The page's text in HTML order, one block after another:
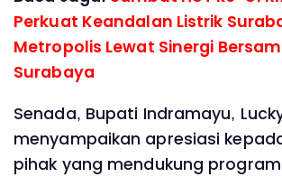
Perkuat Keandalan Listrik
Metropolis Lewat Sinergi
Surabaya
Senada, Bupati Indramayu,
menyampaikan apresiasi
pihak yang mendukung